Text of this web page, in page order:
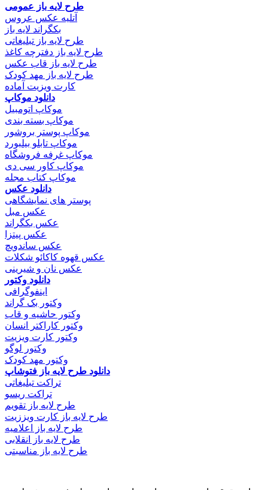
طرح لایه باز عمومی
آتلیه عکس عروس
بکگراند لایه باز
طرح لایه باز تبلیغاتی
طرح لایه باز دفترچه کاغذ
طرح لایه باز قاب عکس
طرح لایه باز مهد کودک
کارت ویزیت آماده
دانلود موکاپ
موکاپ اتومبیل
موکاپ بسته بندی
موکاپ پوستر بروشور
موکاپ تابلو بیلبورد
موکاپ غرفه فروشگاه
موکاپ کاور سی دی
موکاپ کتاب مجله
دانلود عکس
پوستر های نمایشگاهی
عکس مبل
عکس بکگراند
عکس پیتزا
عکس ساندویچ
عکس قهوه کاکائو شکلات
عکس نان و شیرینی
دانلود وکتور
اینفوگرافی
وکتور بک گراند
وکتور حاشیه و قاب
وکتور کاراکتر انسان
وکتور کارت ویزیت
وکتور لوگو
وکتور مهد کودک
دانلود طرح لایه باز فتوشاپ
تراکت تبلیغاتی
تراکت ریسو
طرح لایه باز تقویم
طرح لایه باز کارت ویززیت
طرح لایه باز اعلامیه
طرح لایه باز انقلابی
طرح لایه باز مناسبتی